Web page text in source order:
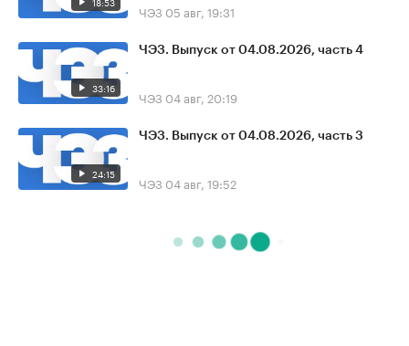
ЧЭЗ 05 авг, 19:31
33:16
ЧЭЗ. Выпуск от 04.08.2026, часть 4
ЧЭЗ 04 авг, 20:19
24:15
ЧЭЗ. Выпуск от 04.08.2026, часть 3
ЧЭЗ 04 авг, 19:52